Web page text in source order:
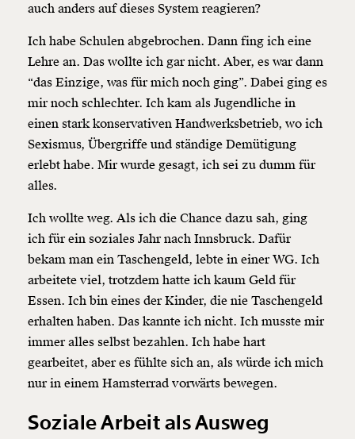
auch anders auf dieses System reagieren?
Ich habe Schulen abgebrochen. Dann fing ich eine
Lehre an. Das wollte ich gar nicht. Aber, es war dann
“das Einzige, was für mich noch ging”. Dabei ging es
mir noch schlechter. Ich kam als Jugendliche in
einen stark konservativen Handwerksbetrieb, wo ich
Sexismus, Übergriffe und ständige Demütigung
erlebt habe. Mir wurde gesagt, ich sei zu dumm für
alles.
Ich wollte weg. Als ich die Chance dazu sah, ging
ich für ein soziales Jahr nach Innsbruck. Dafür
bekam man ein Taschengeld, lebte in einer WG. Ich
arbeitete viel, trotzdem hatte ich kaum Geld für
Essen. Ich bin eines der Kinder, die nie Taschengeld
erhalten haben. Das kannte ich nicht. Ich musste mir
immer alles selbst bezahlen. Ich habe hart
gearbeitet, aber es fühlte sich an, als würde ich mich
nur in einem Hamsterrad vorwärts bewegen.
Soziale Arbeit als Ausweg